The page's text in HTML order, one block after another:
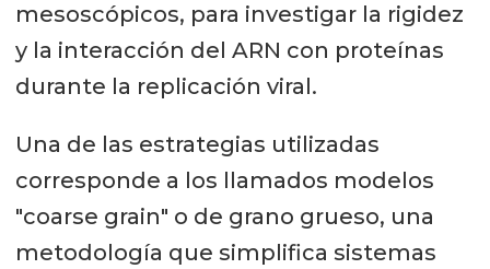
mesoscópicos, para investigar la rigidez
y la interacción del ARN con proteínas
durante la replicación viral.
Una de las estrategias utilizadas
corresponde a los llamados modelos
"coarse grain" o de grano grueso, una
metodología que simplifica sistemas